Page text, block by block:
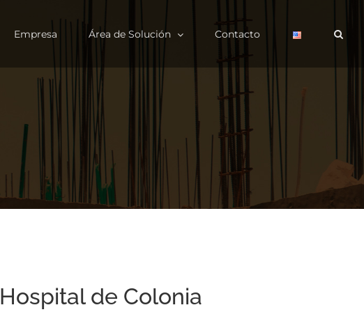
Empresa Área de Solución Contacto
Hospital de Colonia